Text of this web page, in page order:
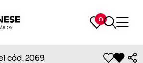
0
0
cód. 2069